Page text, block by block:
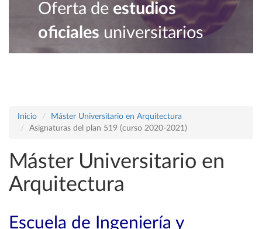
Oferta de estudios
oficiales universitarios
Inicio
Máster Universitario en Arquitectura
Asignaturas del plan 519 (curso 2020-2021)
Máster Universitario en
Arquitectura
Escuela de Ingeniería y